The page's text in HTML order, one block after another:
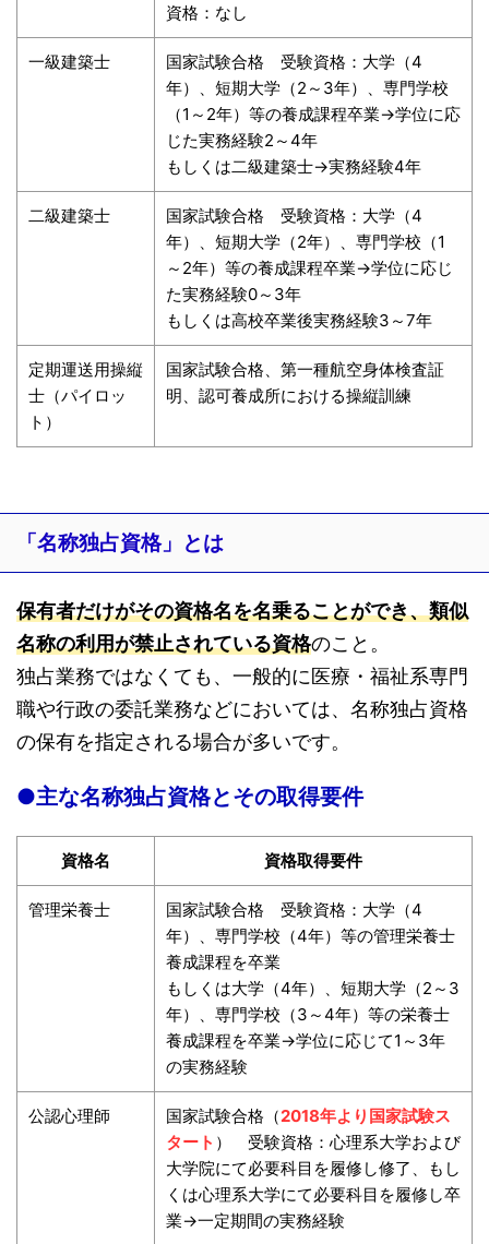
資格：なし
一級建築士
国家試験合格 受験資格：大学（4
年）、短期大学（2～3年）、専門学校
（1～2年）等の養成課程卒業→学位に応
じた実務経験2～4年
もしくは二級建築士→実務経験4年
二級建築士
国家試験合格 受験資格：大学（4
年）、短期大学（2年）、専門学校（1
～2年）等の養成課程卒業→学位に応じ
た実務経験0～3年
もしくは高校卒業後実務経験3～7年
定期運送用操縦
士（パイロッ
ト）
国家試験合格、第一種航空身体検査証
明、認可養成所における操縦訓練
「名称独占資格」とは
保有者だけがその資格名を名乗ることができ、類似
名称の利用が禁止されている資格のこと。
独占業務ではなくても、一般的に医療・福祉系専門
職や行政の委託業務などにおいては、名称独占資格
の保有を指定される場合が多いです。
●主な名称独占資格とその取得要件
資格名 資格取得要件
管理栄養士
国家試験合格 受験資格：大学（4
年）、専門学校（4年）等の管理栄養士
養成課程を卒業
もしくは大学（4年）、短期大学（2～3
年）、専門学校（3～4年）等の栄養士
養成課程を卒業→学位に応じて1～3年
の実務経験
公認心理師 国家試験合格（2018年より国家試験ス
タート ） 受験資格：心理系大学および
大学院にて必要科目を履修し修了、もし
くは心理系大学にて必要科目を履修し卒
業→一定期間の実務経験